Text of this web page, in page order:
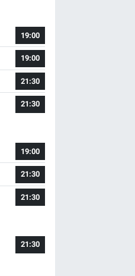
19:00
19:00
21:30
21:30
19:00
21:30
21:30
21:30